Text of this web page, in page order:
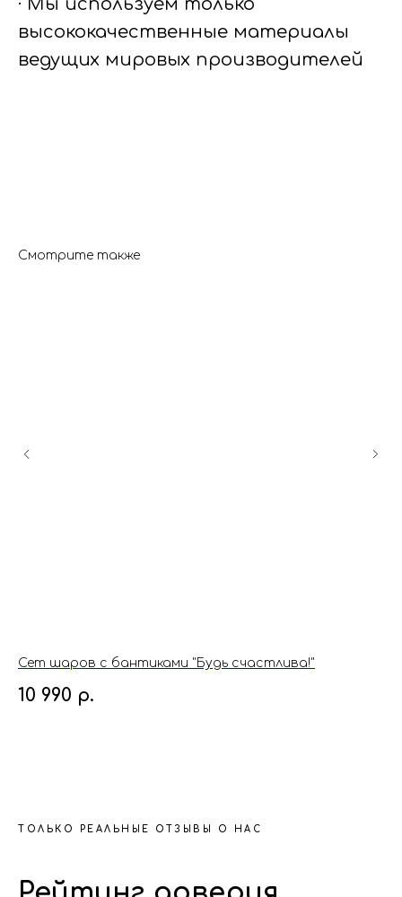
высококачественные материалы
ведущих мировых производителей
Смотрите также
Сет шаров с бантиками "Будь счастлива!"
10 990 р.
ТОЛЬКО РЕАЛЬНЫЕ ОТЗЫВЫ О НАС